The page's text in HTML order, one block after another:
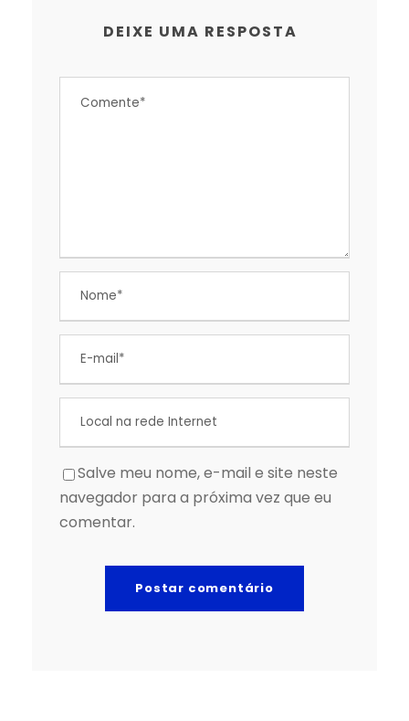
DEIXE UMA RESPOSTA
Salve meu nome, e-mail e site neste
navegador para a próxima vez que eu
comentar.